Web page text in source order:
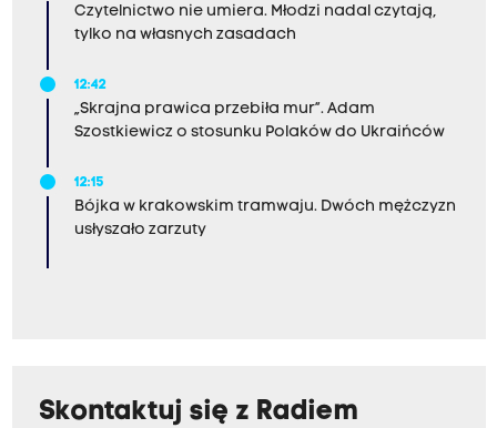
Czytelnictwo nie umiera. Młodzi nadal czytają,
tylko na własnych zasadach
12:42
„Skrajna prawica przebiła mur”. Adam
Szostkiewicz o stosunku Polaków do Ukraińców
12:15
Bójka w krakowskim tramwaju. Dwóch mężczyzn
usłyszało zarzuty
Skontaktuj się z Radiem